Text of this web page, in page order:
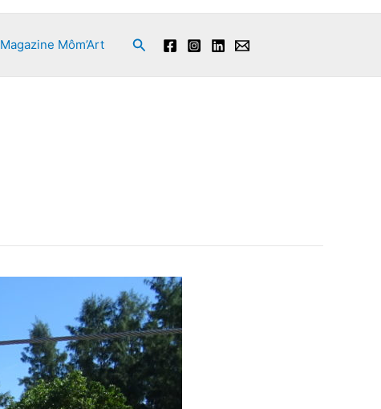
Magazine Môm’Art Rechercher